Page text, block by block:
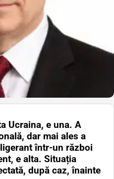
Ucraina, e una. A
dar mai ales a
într-un război
e alta. Situația
după caz, înainte